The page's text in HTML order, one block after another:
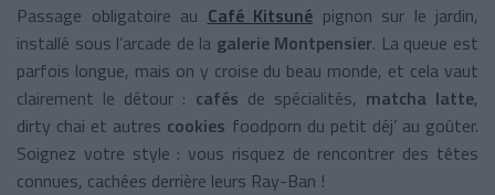
Passage obligatoire au Café Kitsuné pignon sur le jardin,
installé sous l’arcade de la galerie Montpensier. La queue est
parfois longue, mais on y croise du beau monde, et cela vaut
clairement le détour : cafés de spécialités, matcha latte,
dirty chai et autres cookies foodporn du petit déj’ au goûter.
Soignez votre style : vous risquez de rencontrer des têtes
connues, cachées derrière leurs Ray-Ban !